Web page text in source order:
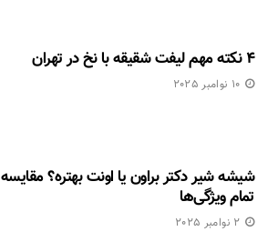
۴ نکته مهم لیفت شقیقه با نخ در تهران
10 نوامبر 2025
شیشه شیر دکتر براون یا اونت بهتره؟ مقایسه
تمام ویژگی‌ها
2 نوامبر 2025